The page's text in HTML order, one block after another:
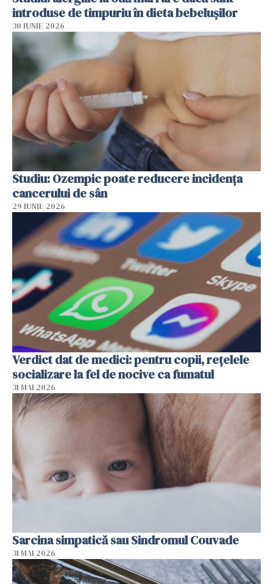
introduse de timpuriu în dieta bebelușilor
30 IUNIE 2026
Studiu: Ozempic poate reducere incidența
cancerului de sân
29 IUNIE 2026
Verdict dat de medici: pentru copii, rețelele
socializare la fel de nocive ca fumatul
31 MAI 2026
Sarcina simpatică sau Sindromul Couvade
31 MAI 2026